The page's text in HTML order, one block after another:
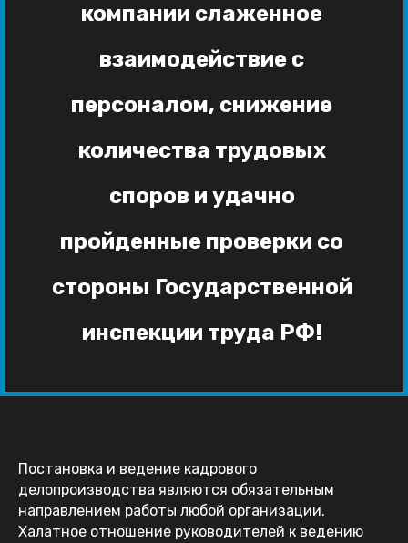
компании слаженное
взаимодействие с
персоналом, снижение
количества трудовых
споров и удачно
пройденные проверки со
стороны Государственной
инспекции труда РФ!
Постановка и ведение кадрового
делопроизводства являются обязательным
направлением работы любой организации.
Халатное отношение руководителей к ведению